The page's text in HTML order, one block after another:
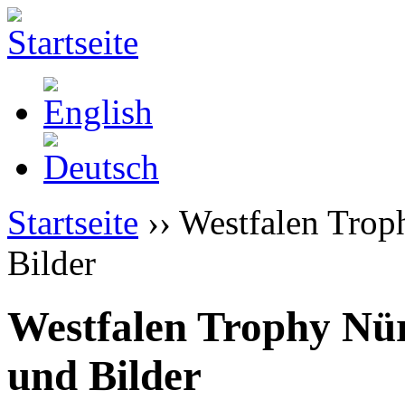
Startseite ›› Westfalen
Bilder
Westfalen Trophy
und Bilder